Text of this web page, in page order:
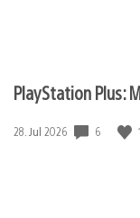
PlayStation Plus:
Veröffentlichungsdatum:
28. Jul 2026 6